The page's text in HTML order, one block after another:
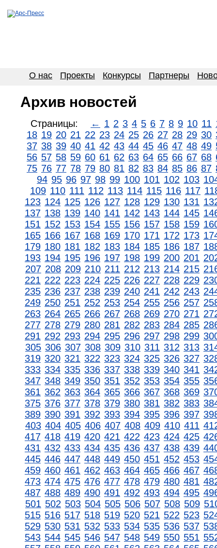
О нас Проекты Конкурсы Партнеры
Архив новостей
Страницы: ← 1 2 3 4 5 6 7 8 9 10 11
18 19 20 21 22 23 24 25 26 27 28 29 30
37 38 39 40 41 42 43 44 45 46 47 48 49
56 57 58 59 60 61 62 63 64 65 66 67 68
75 76 77 78 79 80 81 82 83 84 85 86 87
94 95 96 97 98 99 100 101 102 103
109 110 111 112 113 114 115 116 117
123 124 125 126 127 128 129 130 131
137 138 139 140 141 142 143 144 145
151 152 153 154 155 156 157 158 159
165 166 167 168 169 170 171 172 173
179 180 181 182 183 184 185 186 187
193 194 195 196 197 198 199 200 201
207 208 209 210 211 212 213 214 215
221 222 223 224 225 226 227 228 229
235 236 237 238 239 240 241 242 243
249 250 251 252 253 254 255 256 257
263 264 265 266 267 268 269 270 271
277 278 279 280 281 282 283 284 285
291 292 293 294 295 296 297 298 299
305 306 307 308 309 310 311 312 313
319 320 321 322 323 324 325 326 327
333 334 335 336 337 338 339 340 341
347 348 349 350 351 352 353 354 355
361 362 363 364 365 366 367 368 369
375 376 377 378 379 380 381 382 383
389 390 391 392 393 394 395 396 397
403 404 405 406 407 408 409 410 411
417 418 419 420 421 422 423 424 425
431 432 433 434 435 436 437 438 439
445 446 447 448 449 450 451 452 453
459 460 461 462 463 464 465 466 467
473 474 475 476 477 478 479 480 481
487 488 489 490 491 492 493 494 495
501 502 503 504 505 506 507 508 509
515 516 517 518 519 520 521 522 523
529 530 531 532 533 534 535 536 537
543 544 545 546 547 548 549 550 551